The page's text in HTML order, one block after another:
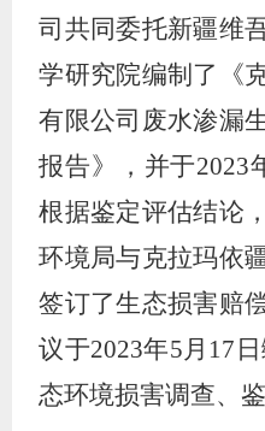
司共同委托新疆维
学研究院编制了《
有限公司废水渗漏
报告》，并于2023
根据鉴定评估结论
环境局与克拉玛依
签订了生态损害赔
议于2023年5月 17
态环境损害调查、鉴